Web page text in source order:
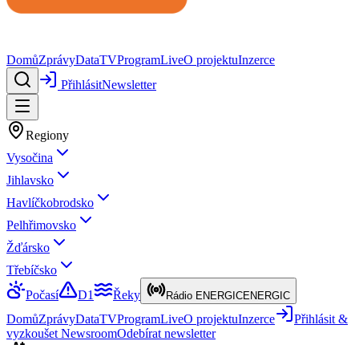
DomůZprávyDataTVProgramLiveO projektuInzerce
PřihlásitNewsletter
Regiony
Vysočina
Jihlavsko
Havlíčkobrodsko
Pelhřimovsko
Žďársko
Třebíčsko
Počasí
D1 Řeky Rádio ENERGICENERGIC
DomůZprávyDataTVProgramLiveO projektuInzerce
Přihlásit &
vyzkoušet NewsroomOdebírat newsletter